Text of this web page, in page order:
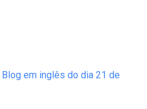
Blog em inglês do dia 21 de